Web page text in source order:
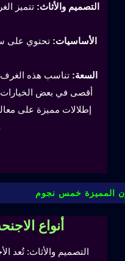
التصميم والأثاث: تتميز
الأساسيات: تحتوي على
السعة:
أقصى في بعض الخيارات
إطلالات مميزة على
المميزة خمس نجوم
أنواع
التصميم والأثاث: تُعد